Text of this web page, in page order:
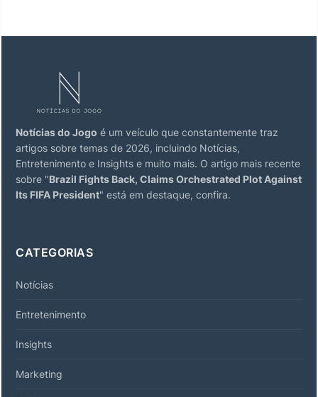
Notícias do Jogo é um veículo que constantemente traz
artigos sobre temas de 2026, incluindo Notícias,
Entretenimento e Insights e muito mais. O artigo mais recente
sobre "Brazil Fights Back, Claims Orchestrated Plot Against
Its FIFA President" está em destaque, confira.
CATEGORIAS
Notícias
Entretenimento
Insights
Marketing